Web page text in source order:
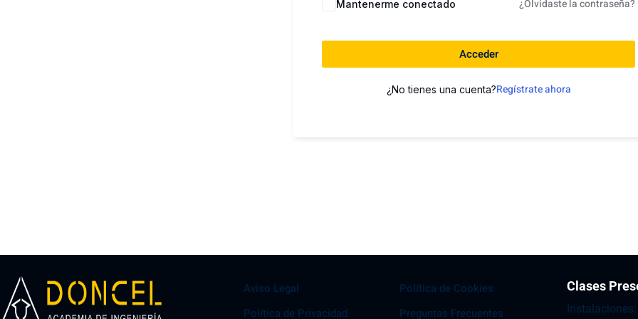
Mantenerme conectado ¿Olvidaste la contraseña?
Acceder
¿No tienes una cuenta?Regístrate ahora
Aviso Legal
Política de Privacidad
Política de Cookies
Preguntas Frecuentes
Clases